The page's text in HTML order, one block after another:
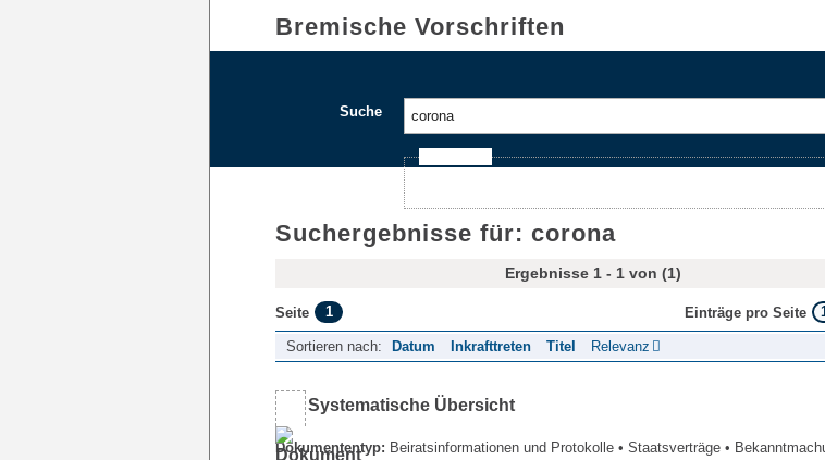
Bremische Vorschriften
Suche
Suchergebnisse für: corona
Ergebnisse 1 - 1 von (1)
Seite 1 Einträge pro Seite
Sortieren nach: Datum Inkrafttreten Titel Relevanz
Systematische Übersicht
Dokumententyp: Beiratsinformationen und Protokolle • Staatsverträge •